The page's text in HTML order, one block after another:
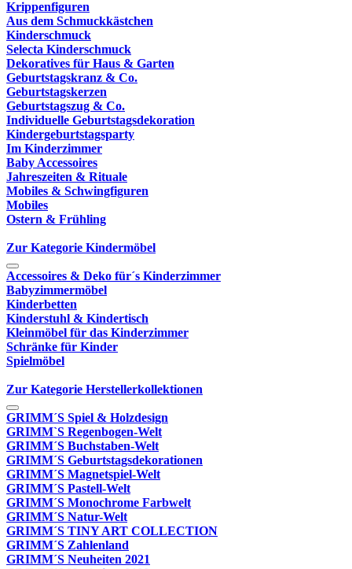
Krippenfiguren
Aus dem Schmuckkästchen
Kinderschmuck
Selecta Kinderschmuck
Dekoratives für Haus & Garten
Geburtstagskranz & Co.
Geburtstagskerzen
Geburtstagszug & Co.
Individuelle Geburtstagsdekoration
Kindergeburtstagsparty
Im Kinderzimmer
Baby Accessoires
Jahreszeiten & Rituale
Mobiles & Schwingfiguren
Mobiles
Ostern & Frühling
Zur Kategorie Kindermöbel
Accessoires & Deko für´s Kinderzimmer
Babyzimmermöbel
Kinderbetten
Kinderstuhl & Kindertisch
Kleinmöbel für das Kinderzimmer
Schränke für Kinder
Spielmöbel
Zur Kategorie Herstellerkollektionen
GRIMM´S Spiel & Holzdesign
GRIMM`S Regenbogen-Welt
GRIMM´S Buchstaben-Welt
GRIMM´S Geburtstagsdekorationen
GRIMM´S Magnetspiel-Welt
GRIMM´S Pastell-Welt
GRIMM´S Monochrome Farbwelt
GRIMM´S Natur-Welt
GRIMM´S TINY ART COLLECTION
GRIMM´S Zahlenland
GRIMM´S Neuheiten 2021